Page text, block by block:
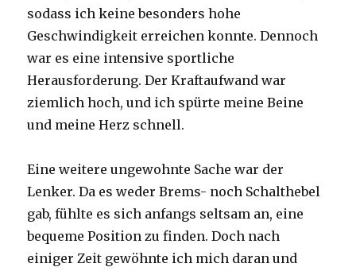
sodass ich keine besonders hohe
Geschwindigkeit erreichen konnte. Dennoch
war es eine intensive sportliche
Herausforderung. Der Kraftaufwand war
ziemlich hoch, und ich spürte meine Beine
und meine Herz schnell.
Eine weitere ungewohnte Sache war der
Lenker. Da es weder Brems- noch Schalthebel
gab, fühlte es sich anfangs seltsam an, eine
bequeme Position zu finden. Doch nach
einiger Zeit gewöhnte ich mich daran und